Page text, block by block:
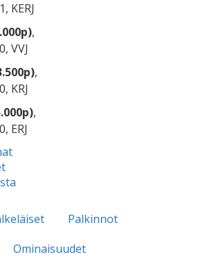
KERJ
,
VVJ
,
KRJ
,
ERJ
Palkinnot
Ominaisuudet